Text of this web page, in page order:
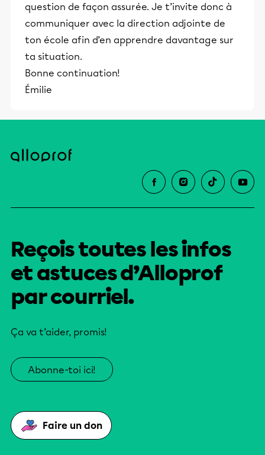
question de façon assurée. Je t’invite donc à
communiquer avec la direction adjointe de
ton école afin d’en apprendre davantage sur
ta situation.
Bonne continuation!
Émilie
Reçois toutes les infos
et astuces d’Alloprof
par courriel.
Ça va t’aider, promis!
Abonne-toi ici!
Faire un don